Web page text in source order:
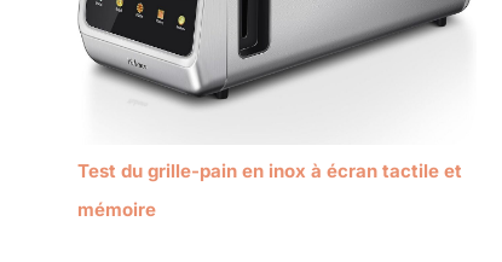
Test du grille-pain en inox à écran tactile et
mémoire